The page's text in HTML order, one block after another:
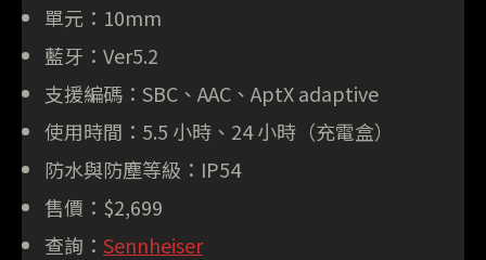
單元：10mm
藍牙：Ver5.2
支援編碼：SBC、AAC、AptX adaptive
使用時間：5.5 小時、24 小時（充電盒）
防水與防塵等級：IP54
售價：$2,699
查詢： Sennheiser